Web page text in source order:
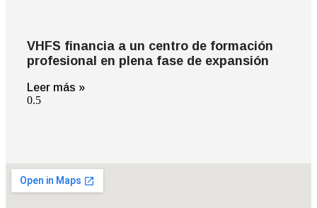
VHFS financia a un centro de formación
profesional en plena fase de expansión
Leer más »